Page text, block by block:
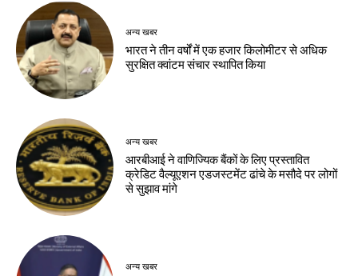
अन्य खबर
भारत ने तीन वर्षों में एक हजार किलोमीटर से अधिक
सुरक्षित क्वांटम संचार स्थापित किया
अन्य खबर
आरबीआई ने वाणिज्यिक बैंकों के लिए प्रस्तावित
क्रेडिट वैल्यूएशन एडजस्टमेंट ढांचे के मसौदे पर लोगों
से सुझाव मांगे
अन्य खबर